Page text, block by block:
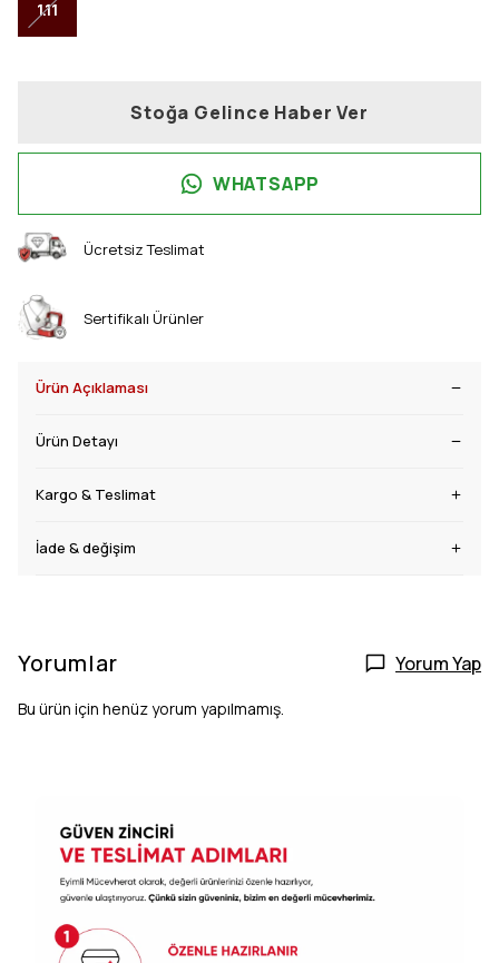
1.11
Stoğa Gelince Haber Ver
WHATSAPP
Ücretsiz Teslimat
Sertifikalı Ürünler
Ürün Açıklaması
Ürün Detayı
Kargo & Teslimat
İade & değişim
Yorumlar Yorum Yap
Bu ürün için henüz yorum yapılmamış.